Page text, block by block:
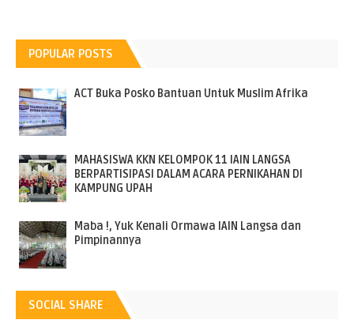
POPULAR POSTS
ACT Buka Posko Bantuan Untuk Muslim Afrika
MAHASISWA KKN KELOMPOK 11 IAIN LANGSA
BERPARTISIPASI DALAM ACARA PERNIKAHAN DI
KAMPUNG UPAH
Maba !, Yuk Kenali Ormawa IAIN Langsa dan
Pimpinannya
SOCIAL SHARE